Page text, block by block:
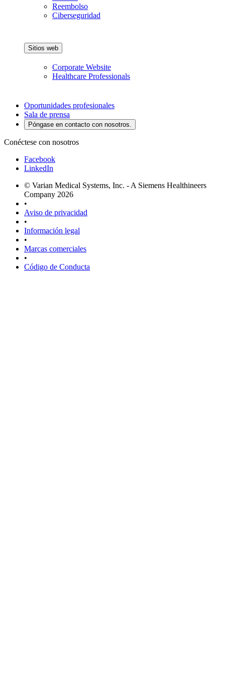
Reembolso
Ciberseguridad
Sitios web
Corporate Website
Healthcare Professionals
Oportunidades profesionales
Sala de prensa
Póngase en contacto con nosotros.
Conéctese con nosotros
Facebook
LinkedIn
© Varian Medical Systems, Inc. - A Siemens Healthineers
Company 2026
•
Aviso de privacidad
•
Información legal
•
Marcas comerciales
•
Código de Conducta